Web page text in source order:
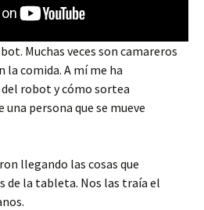
Muchas veces son camareros
la comida. A mí me ha
robot y cómo sortea
persona que se mueve
llegando las cosas que
de la tableta. Nos las traía el